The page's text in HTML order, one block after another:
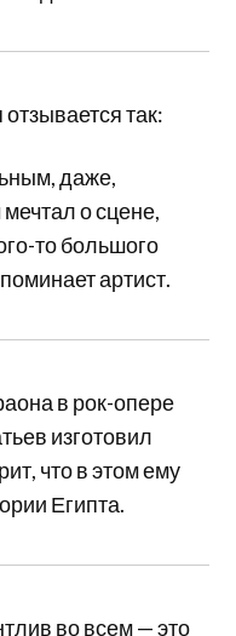
так:
даже,
о сцене,
то большого
артист.
в рок-опере
изготовил
что в этом ему
Египта.
во всем — это